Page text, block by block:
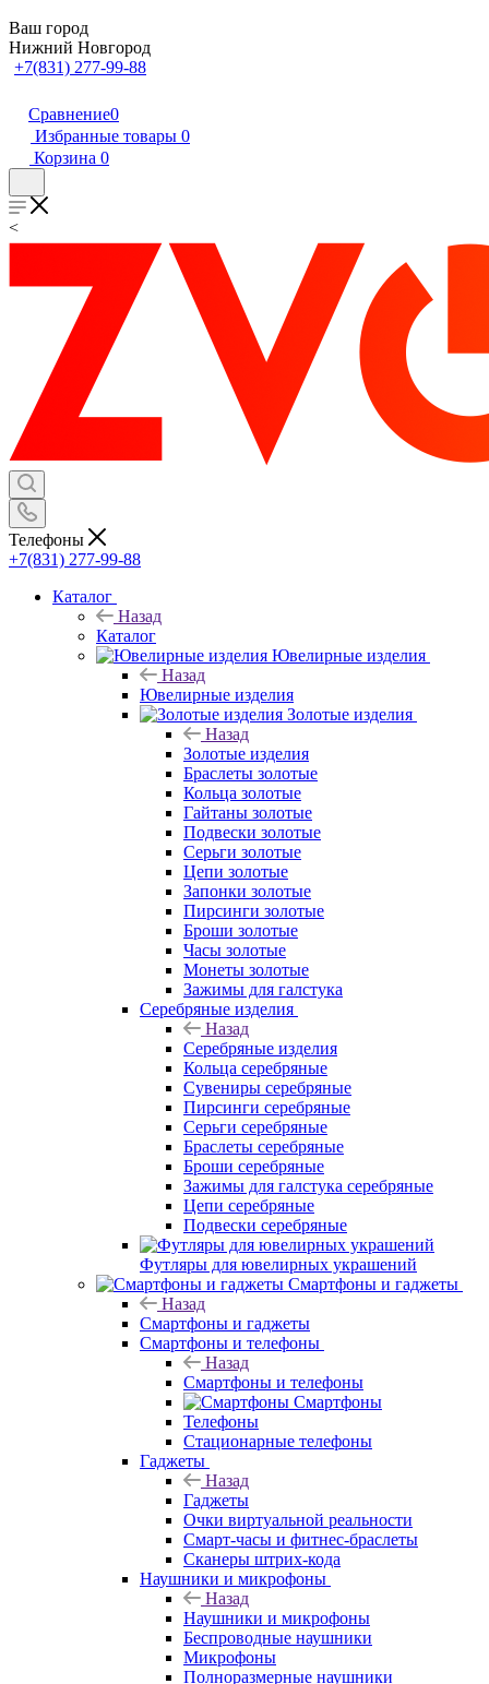
Ваш город
Нижний Новгород
+7(831) 277-99-88
Сравнение0
Избранные товары 0
Корзина 0
<
Телефоны
+7(831) 277-99-88
Каталог
Назад
Каталог
Ювелирные изделия
Назад
Ювелирные изделия
Золотые изделия
Назад
Золотые изделия
Браслеты золотые
Кольца золотые
Гайтаны золотые
Подвески золотые
Серьги золотые
Цепи золотые
Запонки золотые
Пирсинги золотые
Броши золотые
Часы золотые
Монеты золотые
Зажимы для галстука
Серебряные изделия
Назад
Серебряные изделия
Кольца серебряные
Сувениры серебряные
Пирсинги серебряные
Серьги серебряные
Браслеты серебряные
Броши серебряные
Зажимы для галстука серебряные
Цепи серебряные
Подвески серебряные
Футляры для ювелирных украшений
Смартфоны и гаджеты
Назад
Смартфоны и гаджеты
Смартфоны и телефоны
Назад
Смартфоны и телефоны
Смартфоны
Телефоны
Стационарные телефоны
Гаджеты
Назад
Гаджеты
Очки виртуальной реальности
Смарт-часы и фитнес-браслеты
Сканеры штрих-кода
Наушники и микрофоны
Назад
Наушники и микрофоны
Беспроводные наушники
Микрофоны
Полноразмерные наушники